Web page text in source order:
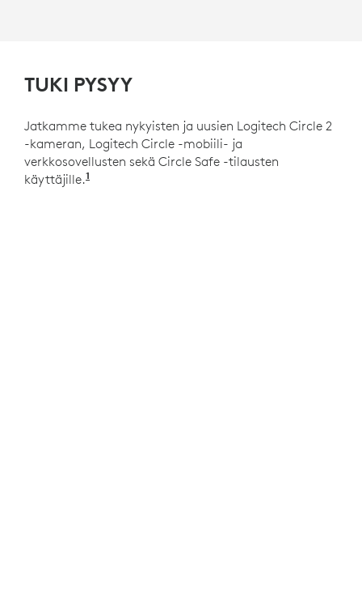
TUKI PYSYY
Jatkamme tukea nykyisten ja uusien Logitech Circle 2
-kameran, Logitech Circle -mobiili- ja
verkkosovellusten sekä Circle Safe -tilausten
käyttäjille.1